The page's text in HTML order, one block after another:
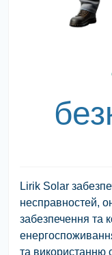
Lirik Solar
несправностей,
забезпечення та
та використанню